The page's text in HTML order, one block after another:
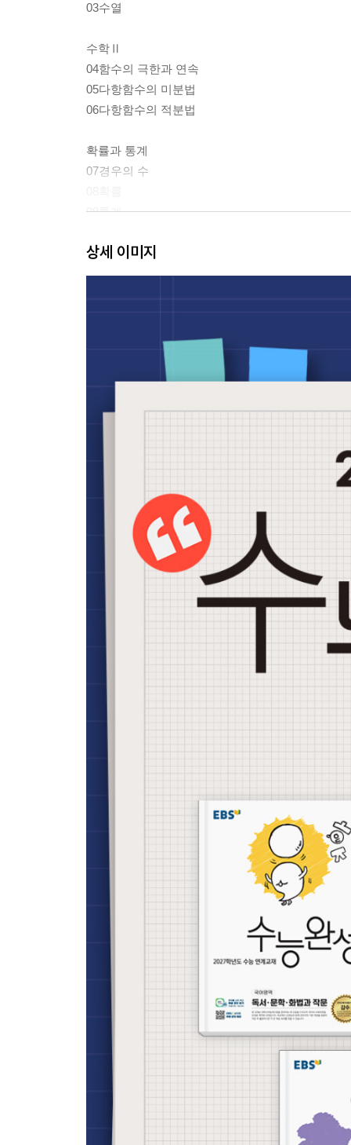
03수열
수학Ⅱ
04함수의 극한과 연속
05다항함수의 미분법
06다항함수의 적분법
확률과 통계
07경우의 수
09통계
상세 이미지